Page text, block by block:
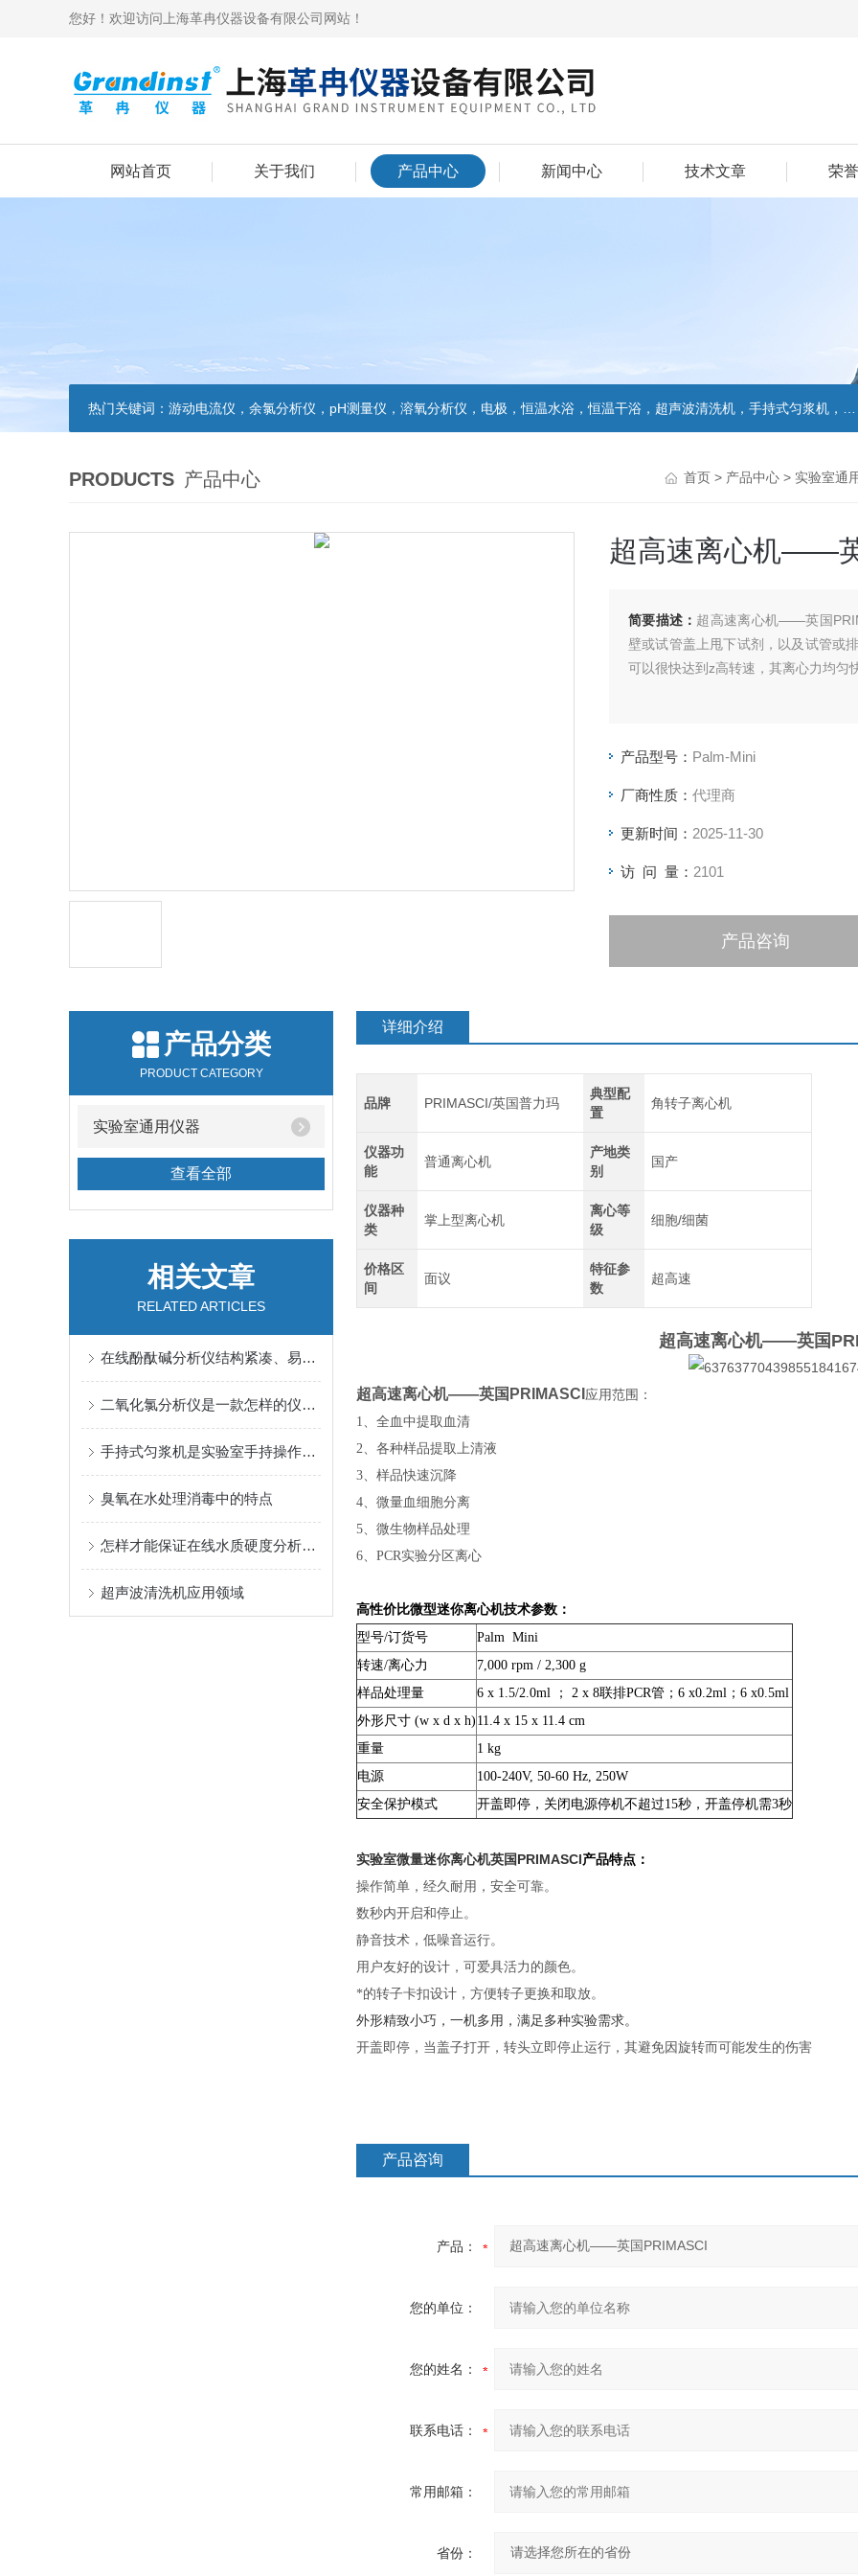
您好！欢迎访问上海革冉仪器设备有限公司网站！
网站首页 关于我们 产品中心 新闻中心 技术文章 荣
热门关键词： 游动电流仪，余氯分析仪，pH测量仪，溶氧分析仪，电极，恒温水浴，恒温干浴，超声波清洗机，手持式匀浆机，匀浆分散机,
PRODUCTS 产品中心 首页 > 产品中心 > 实验室通
超高速离心机——
简要描述： 超高速离心机——英国
壁或试管盖上甩下试剂，以及试管或
可以很快达到z高转速，其离心力均匀
产品型号： Palm-Mini
厂商性质： 代理商
更新时间： 2025-11-30
访 问 量： 2101
产品咨询
产品分类
PRODUCT CATEGORY
实验室通用仪器
查看全部
相关文章
RELATED ARTICLES
在线酚酞碱分析仪结构紧凑、易于操作且精确度高
二氧化氯分析仪是一款怎样的仪器呢？一起来看看吧
手持式匀浆机是实验室手持操作的理想选择
臭氧在水处理消毒中的特点
怎样才能保证在线水质硬度分析仪检测结果的准确性
超声波清洗机应用领域
详细介绍
品牌 PRIMASCI/英国普力玛
典型配
置
角转子离心机
仪器功
能
普通离心机
产地类
别
国产
仪器种
类
掌上型离心机
离心等
级
细胞/细菌
价格区
间
面议
特征参
数
超高速
超高速离心机——英国
超高速离心机——英国PRIMASCI 应用范围：
1、全血中提取血清
2、各种样品提取上清液
3、样品快速沉降
4、微量血细胞分离
5、微生物样品处理
6、PCR实验分区离心
高性价比微型迷你离心机技术参数：
型号/订货号
Palm Mini
转速/离心力
7,000 rpm / 2,300 g
样品处理量
6 x 1.5/2.0ml ； 2 x 8联排PCR管；6 x0.2ml；6 x0.5ml
外形尺寸 (w x d x h) 11.4 x 15 x 11.4 cm
重量
1 kg
电源
100-240V, 50-60 Hz, 250W
安全保护模式
开盖即停，关闭电源停机不超过15秒，开盖停机需3秒
实验室微量迷你离心机英国PRIMASCI产品特点：
操作简单，经久耐用，安全可靠。
数秒内开启和停止。
静音技术，低噪音运行。
用户友好的设计，可爱具活力的颜色。
*的转子卡扣设计，方便转子更换和取放。
外形精致小巧，一机多用，满足多种实验需求。
开盖即停，当盖子打开，转头立即停止运行，其避免因旋转而可能发生的伤害
产品咨询
产品：
您的单位：
您的姓名：
联系电话：
常用邮箱：
省份：